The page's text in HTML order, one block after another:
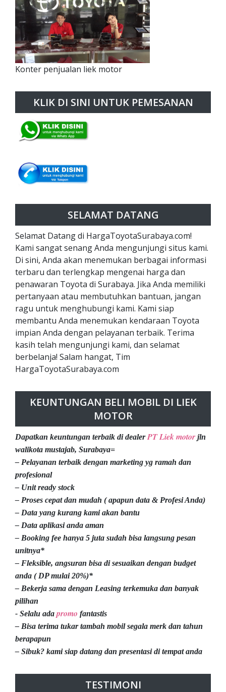
Konter penjualan liek motor
KLIK DI SINI UNTUK PEMESANAN
SELAMAT DATANG
Selamat Datang di HargaToyotaSurabaya.com!
Kami sangat senang Anda mengunjungi situs kami.
Di sini, Anda akan menemukan berbagai informasi
terbaru dan terlengkap mengenai harga dan
penawaran Toyota di Surabaya. Jika Anda memiliki
pertanyaan atau membutuhkan bantuan, jangan
ragu untuk menghubungi kami. Kami siap
membantu Anda menemukan kendaraan Toyota
impian Anda dengan pelayanan terbaik. Terima
kasih telah mengunjungi kami, dan selamat
berbelanja! Salam hangat, Tim
HargaToyotaSurabaya.com
KEUNTUNGAN BELI MOBIL DI LIEK
MOTOR
Dapatkan keuntungan terbaik di dealerPT Liek motor jln
walikota mustajab, Surabaya=
– Pelayanan terbaik dengan marketing yg ramah dan
profesional
– Unit ready stock
– Proses cepat dan mudah ( apapun data & Profesi Anda)
– Data yang kurang kami akan bantu
– Data aplikasi anda aman
– Booking fee hanya 5 juta sudah bisa langsung pesan
unitnya*
– Fleksible, angsuran bisa di sesuaikan dengan budget
anda ( DP mulai 20%)*
– Bekerja sama dengan Leasing terkemuka dan banyak
pilihan
- Selalu ada promo fantastis
– Bisa terima tukar tambah mobil segala merk dan tahun
berapapun
– Sibuk? kami siap datang dan presentasi di tempat anda
TESTIMONI